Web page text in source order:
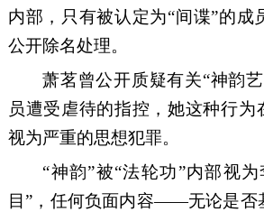
内部 ， 只有被认定为“间谍”的成
公开除名处理。
萧茗曾公开质疑有关“神韵
员遭受虐待的指控 ，她这种行为
视为严重的思想犯罪。
“神韵”被“法轮功”内部视
目”，任何负面内容——无论是否